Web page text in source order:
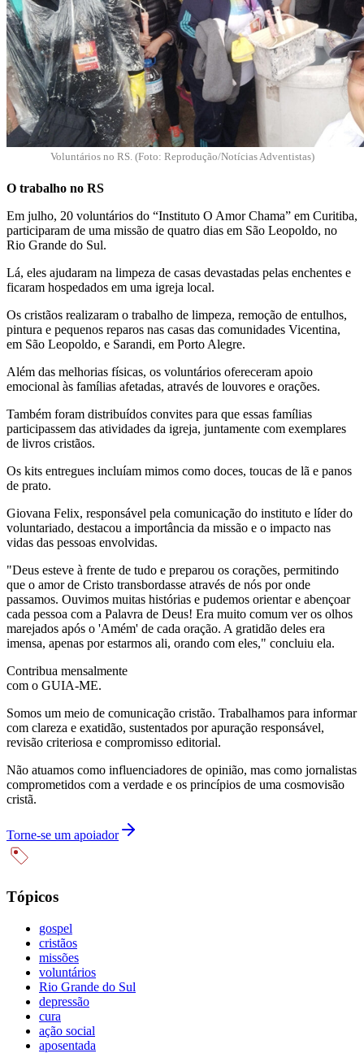
Voluntários no RS. (Foto: Reprodução/Notícias Adventistas)
O trabalho no RS
Em julho, 20 voluntários do “Instituto O Amor Chama” em Curitiba,
participaram de uma missão de quatro dias em São Leopoldo, no
Rio Grande do Sul.
Lá, eles ajudaram na limpeza de casas devastadas pelas enchentes e
ficaram hospedados em uma igreja local.
Os cristãos realizaram o trabalho de limpeza, remoção de entulhos,
pintura e pequenos reparos nas casas das comunidades Vicentina,
em São Leopoldo, e Sarandi, em Porto Alegre.
Além das melhorias físicas, os voluntários ofereceram apoio
emocional às famílias afetadas, através de louvores e orações.
Também foram distribuídos convites para que essas famílias
participassem das atividades da igreja, juntamente com exemplares
de livros cristãos.
Os kits entregues incluíam mimos como doces, toucas de lã e panos
de prato.
Giovana Felix, responsável pela comunicação do instituto e líder do
voluntariado, destacou a importância da missão e o impacto nas
vidas das pessoas envolvidas.
"Deus esteve à frente de tudo e preparou os corações, permitindo
que o amor de Cristo transbordasse através de nós por onde
passamos. Ouvimos muitas histórias e pudemos orientar e abençoar
cada pessoa com a Palavra de Deus! Era muito comum ver os olhos
marejados após o 'Amém' de cada oração. A gratidão deles era
imensa, apenas por estarmos ali, orando com eles," concluiu ela.
Contribua mensalmente
com o GUIA-ME.
Somos um meio de comunicação cristão. Trabalhamos para informar
com clareza e exatidão, sustentados por apuração responsável,
revisão criteriosa e compromisso editorial.
Não atuamos como influenciadores de opinião, mas como jornalistas
comprometidos com a verdade e os princípios de uma cosmovisão
cristã.
Torne-se um apoiador
Tópicos
gospel
cristãos
missões
voluntários
Rio Grande do Sul
depressão
cura
ação social
aposentada